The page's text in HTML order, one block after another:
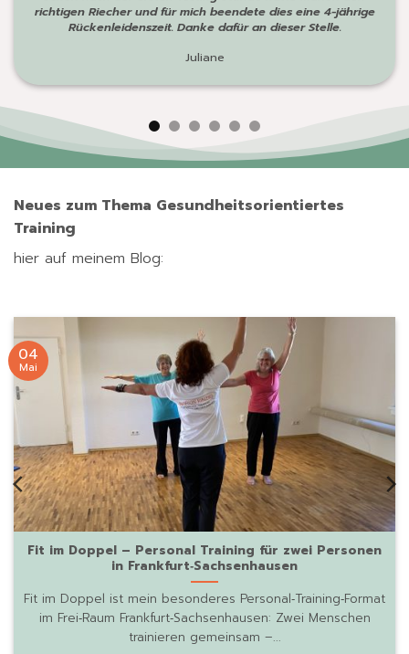
richtigen Riecher und für mich beendete dies eine 4-jährige
Rückenleidenszeit. Danke dafür an dieser Stelle.
Juliane
Neues zum Thema Gesundheitsorientiertes
Training
hier auf meinem Blog:
Fit im Doppel – Personal Training für zwei Personen
in Frankfurt‑Sachsenhausen
Fit im Doppel ist mein besonderes Personal‑Training‑Format
im Frei‑Raum Frankfurt‑Sachsenhausen: Zwei Menschen
trainieren gemeinsam –...
04
Mai